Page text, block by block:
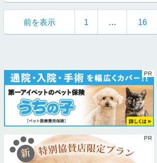
前を表示 1 … 16